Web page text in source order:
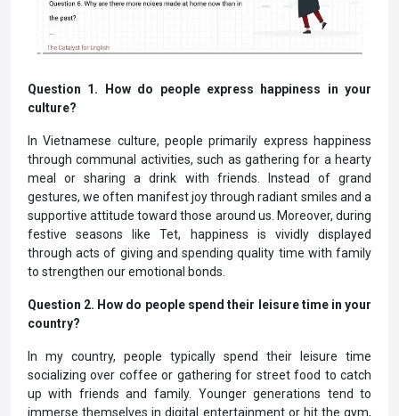
Question 1. How do people express happiness in your
culture?
In Vietnamese culture, people primarily express happiness
through communal activities, such as gathering for a hearty
meal or sharing a drink with friends. Instead of grand
gestures, we often manifest joy through radiant smiles and a
supportive attitude toward those around us. Moreover, during
festive seasons like Tet, happiness is vividly displayed
through acts of giving and spending quality time with family
to strengthen our emotional bonds.
Question 2. How do people spend their leisure time in your
country?
In my country, people typically spend their leisure time
socializing over coffee or gathering for street food to catch
up with friends and family. Younger generations tend to
immerse themselves in digital entertainment or hit the gym,